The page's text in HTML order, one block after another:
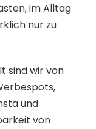
im Alltag
nur zu
sind wir von
und
von